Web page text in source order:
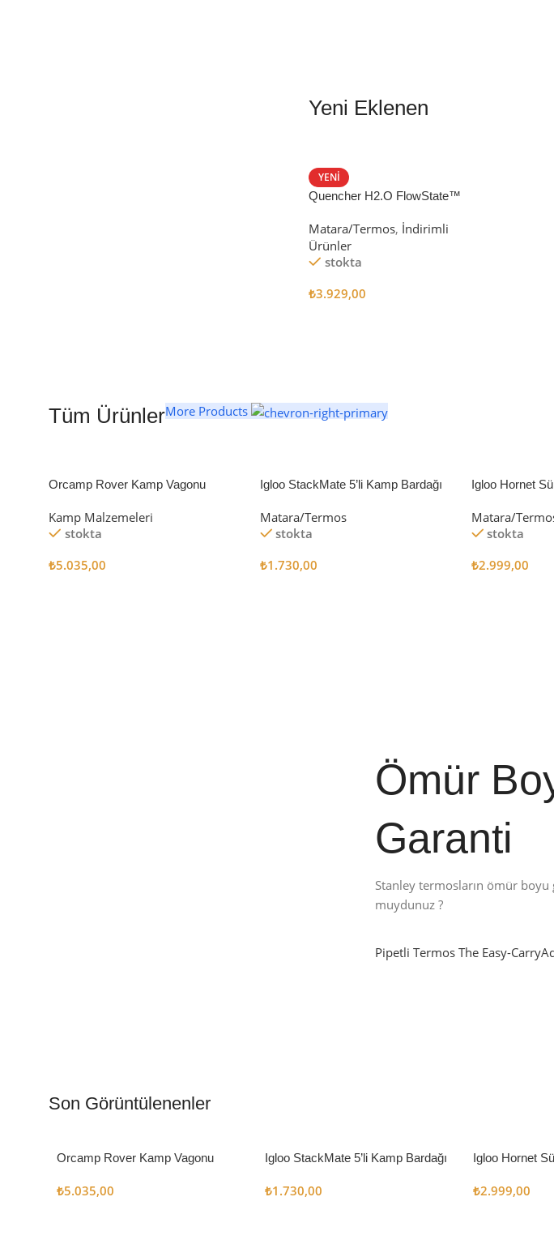
Yeni Eklenen
YENI
Quencher H2.O FlowState™
Matara/Termos, İndirimli
Ürünler
stokta
₺3.929,00
Tüm ÜrünlerMore Products
Orcamp Rover Kamp Vagonu
Kamp Malzemeleri
stokta
₺5.035,00
Igloo StackMate 5’li Kamp Bardağı
Matara/Termos
stokta
₺1.730,00
Igloo Hornet
Matara/
stokta
₺2.999,00
Ömür
Garanti
Stanley termosların ömür
muydunuz ?
Pipetli TermosThe Easy-Carry
Kampçı Şefler İçin
Son Görüntülenenler
Orcamp Rover Kamp Vagonu
₺5.035,00
Igloo StackMate 5’li Kamp Bardağı
₺1.730,00
Igloo Hornet
₺2.999,00